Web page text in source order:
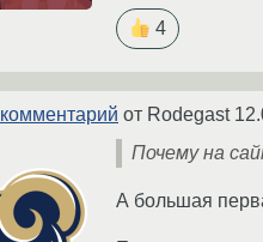
4
комментарий от Rodegast
Почему на
А большая